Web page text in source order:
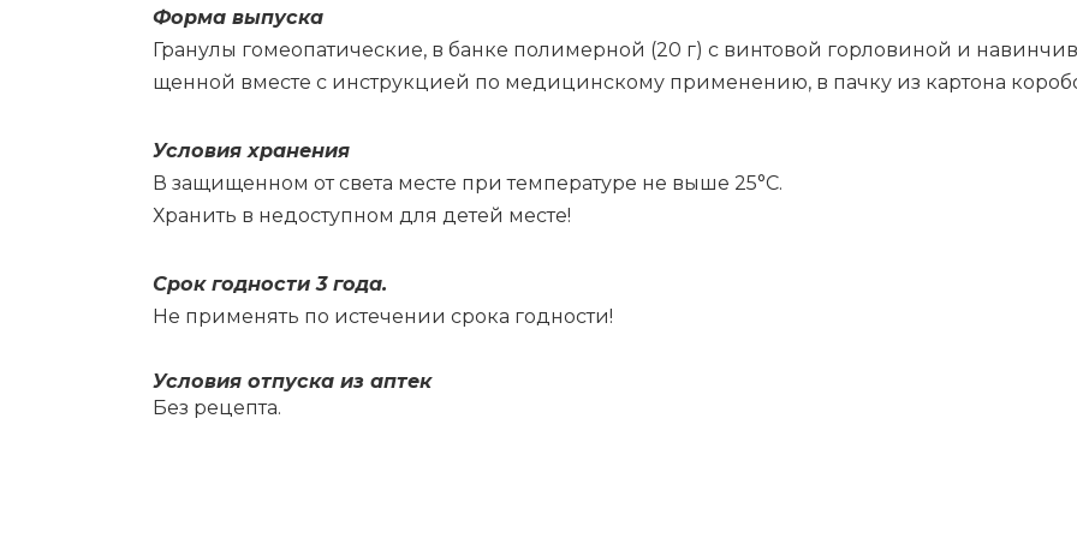
Фор­ма вы­пус­ка
Гра­ну­лы го­мео­па­ти­че­ские, в бан­ке по­ли­мер­ной (20 г) с вин­то­вой гор­ло­ви­ной и
щен­ной вме­сте с ин­струк­ци­ей по ме­ди­цин­ско­му при­ме­не­нию, в пач­ку из кар­то­на
Усло­вия хра­не­ния
В за­щи­щен­ном от све­та ме­сте при тем­пе­ра­ту­ре не вы­ше 25°С.
Хра­нить в не­до­ступ­ном для де­тей ме­сте!
Срок год­но­сти 3 го­да.
Не при­ме­нять по ис­те­че­нии сро­ка год­но­сти!
Усло­вия от­пус­ка из ап­тек
Без ре­цеп­та.